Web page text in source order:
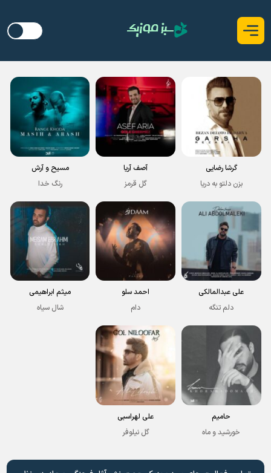
گرشا رضایی
بزن دلتو به دریا
آصف آریا
گل قرمز
مسیح و آرش
رنگ خدا
علی عبدالمالکی
دلم تنگه
احمد سلو
دام
میثم ابراهیمی
شال سیاه
حامیم
خورشید و ماه
علی لهراسبی
گل نیلوفر